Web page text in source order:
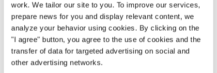
work. We tailor our site to you. To improve our services,
prepare news for you and display relevant content, we
analyze your behavior using cookies. By clicking on the
"I agree" button, you agree to the use of cookies and the
transfer of data for targeted advertising on social and
other advertising networks.
Verdensledende innen eteriske oljeblandinger
250 originale blandinger
BEWIT har skapt 250 originale blandinger av
essensielle oljer – fra enkle komposisjoner til